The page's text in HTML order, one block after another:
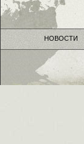
НОВОСТИ